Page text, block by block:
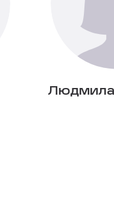
Людмила